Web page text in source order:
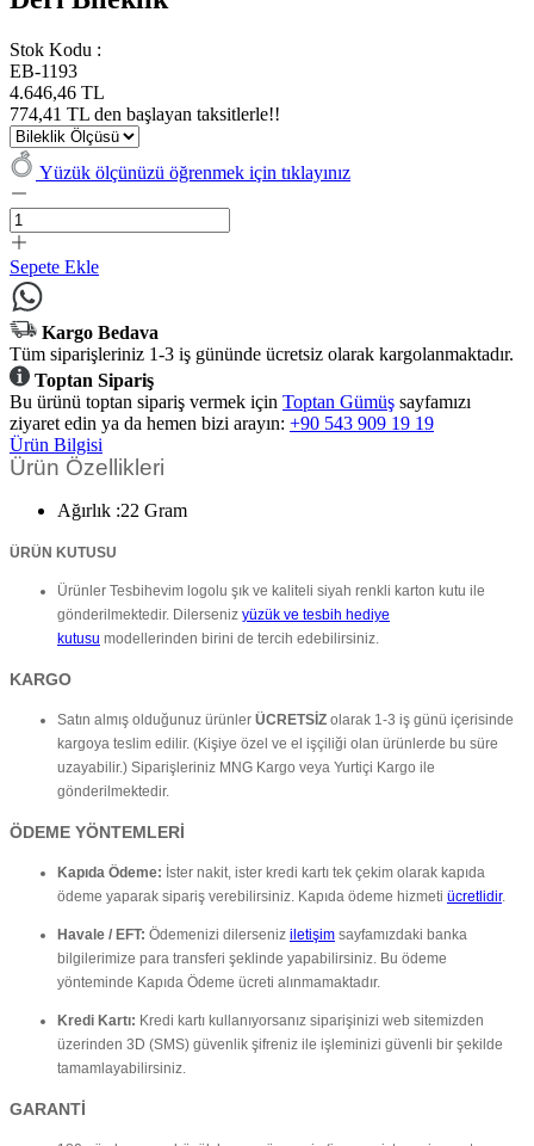
Stok Kodu :
EB-1193
4.646,46 TL
774,41 TL den başlayan taksitlerle!!
Yüzük ölçünüzü öğrenmek için tıklayınız
Sepete Ekle
Kargo Bedava
Tüm siparişleriniz 1-3 iş gününde ücretsiz olarak kargolanmaktadır.
Toptan Sipariş
Bu ürünü toptan sipariş vermek için Toptan Gümüş sayfamızı
ziyaret edin ya da hemen bizi arayın: +90 543 909 19 19
Ürün Bilgisi
Ürün Özellikleri
Ağırlık :22 Gram
ÜRÜN KUTUSU
Ürünler Tesbihevim logolu şık ve kaliteli siyah renkli karton kutu ile
gönderilmektedir. Dilerseniz yüzük ve tesbih hediye
kutusu modellerinden birini de tercih edebilirsiniz.
KARGO
Satın almış olduğunuz ürünler ÜCRETSİZ olarak 1-3 iş günü içerisinde
kargoya teslim edilir. (Kişiye özel ve el işçiliği olan ürünlerde bu süre
uzayabilir.) Siparişleriniz MNG Kargo veya Yurtiçi Kargo ile
gönderilmektedir.
ÖDEME YÖNTEMLERİ
Kapıda Ödeme: İster nakit, ister kredi kartı tek çekim olarak kapıda
ödeme yaparak sipariş verebilirsiniz. Kapıda ödeme hizmeti ücretlidir.
Havale / EFT: Ödemenizi dilerseniz iletişim sayfamızdaki banka
bilgilerimize para transferi şeklinde yapabilirsiniz. Bu ödeme
yönteminde Kapıda Ödeme ücreti alınmamaktadır.
Kredi Kartı: Kredi kartı kullanıyorsanız siparişinizi web sitemizden
üzerinden 3D (SMS) güvenlik şifreniz ile işleminizi güvenli bir şekilde
tamamlayabilirsiniz.
GARANTİ